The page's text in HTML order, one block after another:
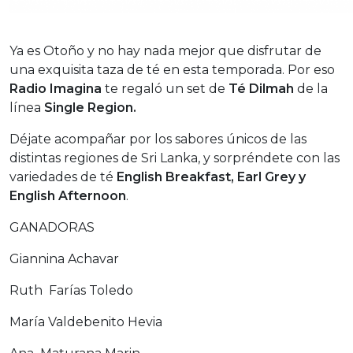
Ya es Otoño y no hay nada mejor que disfrutar de
una exquisita taza de té en esta temporada. Por eso
Radio Imagina te regaló un set de Té Dilmah de la
línea Single Region.
Déjate acompañar por los sabores únicos de las
distintas regiones de Sri Lanka, y sorpréndete con las
variedades de té English Breakfast, Earl Grey y
English Afternoon.
GANADORAS
Giannina Achavar
Ruth Farías Toledo
María Valdebenito Hevia